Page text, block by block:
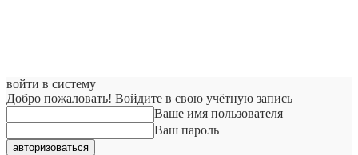
войти в систему
Добро пожаловать! Войдите в свою учётную запись
Ваше имя пользователя
Ваш пароль